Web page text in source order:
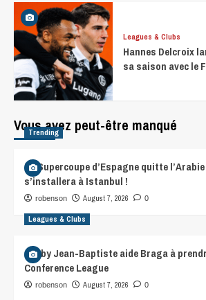
Leagues & Clubs
Hannes Delcroix
sa saison avec le
Vous avez peut-être manqué
Trending
La Supercoupe d’Espagne quitte
s’installera à Istanbul !
robenson August 7, 2026 0
Leagues & Clubs
Gorby Jean-Baptiste aide Braga à
Conference League
robenson August 7, 2026 0